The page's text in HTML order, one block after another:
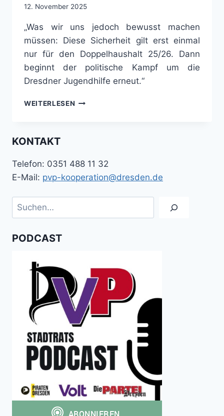
12. November 2025
„Was wir uns jedoch bewusst machen
müssen: Diese Sicherheit gilt erst einmal
nur für den Doppelhaushalt 25/26. Dann
beginnt der politische Kampf um die
Dresdner Jugendhilfe erneut.“
WEITERLESEN KLARE
KONTAKT
Telefon: 0351 488 11 32
E-Mail: pvp-kooperation@dresden.de
Suchen
PODCAST